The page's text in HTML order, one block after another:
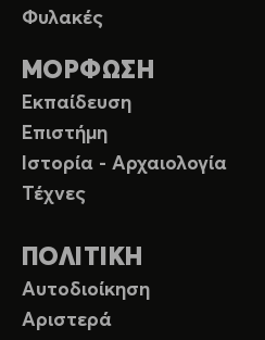
Φυλακές
ΜΟΡΦΩΣΗ
Εκπαίδευση
Επιστήμη
Ιστορία - Αρχαιολογία
Τέχνες
ΠΟΛΙΤΙΚΗ
Αυτοδιοίκηση
Αριστερά